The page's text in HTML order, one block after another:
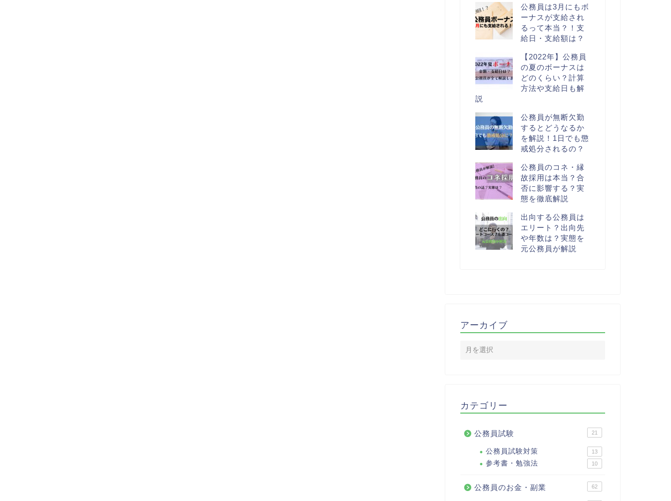
公務員は3月にもボ
ーナスが支給され
るって本当？！支
給日・支給額は？
【2022年】公務員
の夏のボーナスは
どのくらい？計算
方法や支給日も解
説
公務員が無断欠勤
するとどうなるか
を解説！1日でも懲
戒処分されるの？
公務員のコネ・縁
故採用は本当？合
否に影響する？実
態を徹底解説
出向する公務員は
エリート？出向先
や年数は？実態を
元公務員が解説
アーカイブ
カテゴリー
公務員試験 21
公務員試験対策 13
参考書・勉強法 10
公務員のお金・副業 62